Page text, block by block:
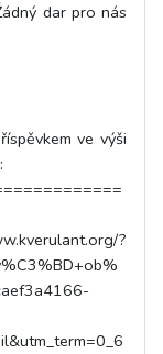
dar pro nás
ve výši
?